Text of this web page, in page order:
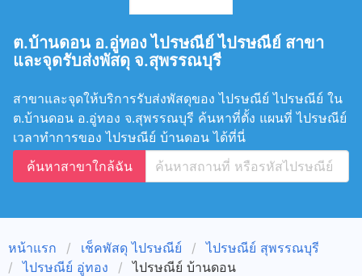
ต.บ้านดอน อ.อู่ทอง ไปรษณีย์ ไปรษณีย์ สาขา
และจุดรับส่งพัสดุ จ.สุพรรณบุรี
สาขาและจุดให้บริการรับส่งพัสดุของ ไปรษณีย์ ไปรษณีย์ ใน
ต.บ้านดอน อ.อู่ทอง จ.สุพรรณบุรี ค้นหาที่ตั้ง แผนที่ ไปรษณีย์
เวลาทำการของ ไปรษณีย์ บ้านดอน ได้ที่นี่
ค้นหาสาขาใกล้ฉัน
หน้าแรก เช็คพัสดุ ไปรษณีย์
ไปรษณีย์ สุพรรณบุรี
ไปรษณีย์ อู่ทอง
ไปรษณีย์ บ้านดอน